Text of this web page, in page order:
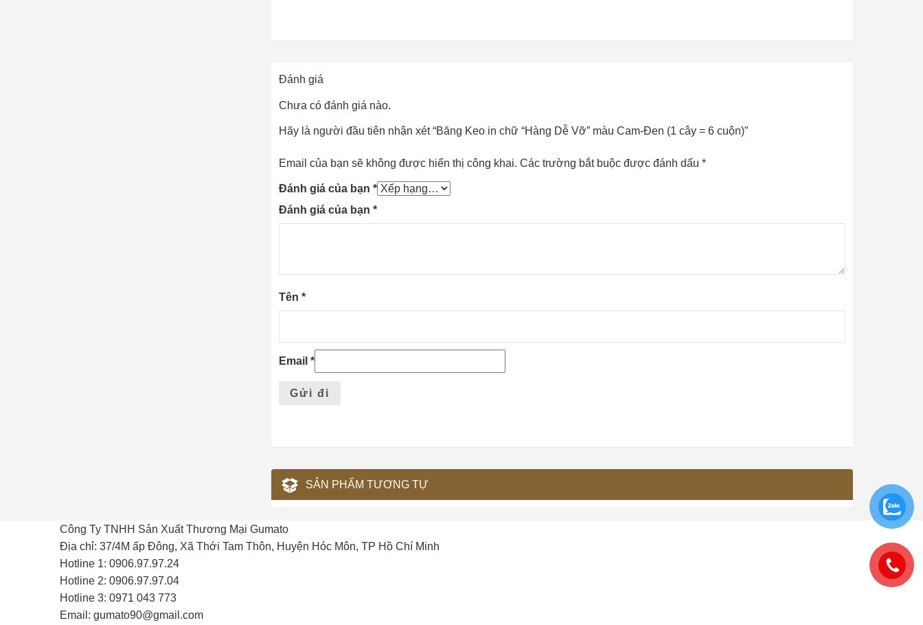
Đánh giá
Chưa có đánh giá nào.
Hãy là người đầu tiên nhận xét “Băng Keo in chữ “Hàng Dễ Vỡ” màu Cam-Đen (1 cây = 6 cuộn)”
Email của bạn sẽ không được hiển thị công khai. Các trường bắt buộc được đánh dấu *
Đánh giá của bạn *
Đánh giá của bạn *
Tên *
Email *
SẢN PHẨM TƯƠNG TỰ
Công Ty TNHH Sản Xuất Thương Mại Gumato
Địa chỉ: 37/4M ấp Đông, Xã Thới Tam Thôn, Huyện Hóc Môn, TP Hồ Chí Minh
Hotline 1: 0906.97.97.24
Hotline 2: 0906.97.97.04
Hotline 3: 0971 043 773
Email: gumato90@gmail.com